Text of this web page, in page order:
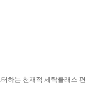
하는 천재적 세탁클래스 편